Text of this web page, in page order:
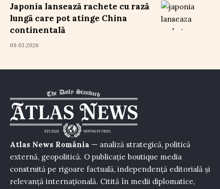
Japonia lansează rachete cu rază
lungă care pot atinge China
continentală
09.03.2026
Atlas News România — analiză strategică, politică
externă, geopolitică. O publicație boutique media
construită pe rigoare factuală, independență editorială și
relevanță internațională. Citită în medii diplomatice,